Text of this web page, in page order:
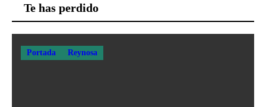
Te has perdido
Portada Reynosa